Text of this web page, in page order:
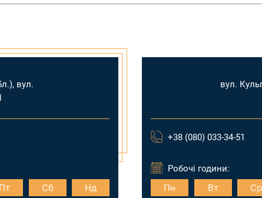
вул.
Пт Сб Нд
вул.
+38 (080) 033-34-51
Робочі години:
Пн Вт Ср